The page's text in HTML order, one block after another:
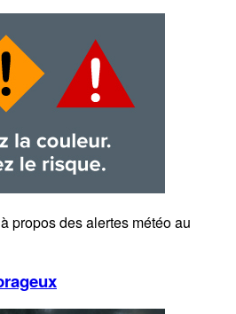
propos des alertes météo au